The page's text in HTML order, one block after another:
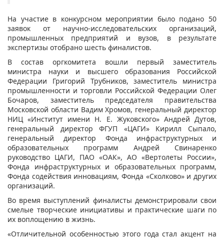
На участие в конкурсном мероприятии было подано 50
заявок от научно-исследовательских организаций,
промышленных предприятий и вузов, в результате
экспертизы отобрано шесть финалистов.
В состав оргкомитета вошли первый заместитель
министра науки и высшего образования Российской
Федерации Григорий Трубников, заместитель министра
промышленности и торговли Российской Федерации Олег
Бочаров, заместитель председателя правительства
Московской области Вадим Хромов, генеральный директор
НИЦ «Институт имени Н. Е. Жуковского» Андрей Дутов,
генеральный директор ФГУП «ЦАГИ» Кирилл Сыпало,
генеральный директор Фонда инфраструктурных и
образовательных программ Андрей Свинаренко
руководство ЦАГИ, ПАО «ОАК», АО «Вертолеты России»,
Фонда инфраструктурных и образовательных программ,
Фонда содействия инновациям, Фонда «Сколково» и других
организаций.
Во время выступлений финалисты демонстрировали свои
смелые творческие инициативы и практические шаги по
их воплощению в жизнь.
«Отличительной особенностью этого года стал акцент на